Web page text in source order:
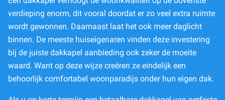
verdieping enorm, dit vooral doordat er zo veel extra ruimte
wordt gewonnen. Daarnaast laat het ook meer daglicht
binnen. De meeste huiseigenaren vinden deze investering
bij de juiste dakkapel aanbieding ook zeker de moeite
waard. Want op deze wijze creëren ze eindelijk een
behoorlijk comfortabel woonparadijs onder hun eigen dak.